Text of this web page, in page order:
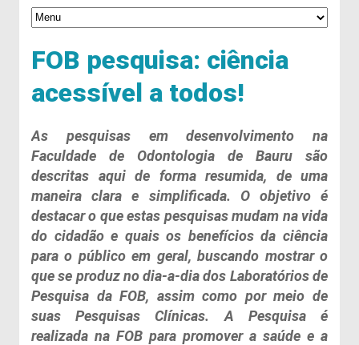
FOB pesquisa: ciência
acessível a todos!
As pesquisas em desenvolvimento na
Faculdade de Odontologia de Bauru são
descritas aqui de forma resumida, de uma
maneira clara e simplificada. O objetivo é
destacar o que estas pesquisas mudam na vida
do cidadão e quais os benefícios da ciência
para o público em geral, buscando mostrar o
que se produz no dia-a-dia dos Laboratórios de
Pesquisa da FOB, assim como por meio de
suas Pesquisas Clínicas. A Pesquisa é
realizada na FOB para promover a saúde e a